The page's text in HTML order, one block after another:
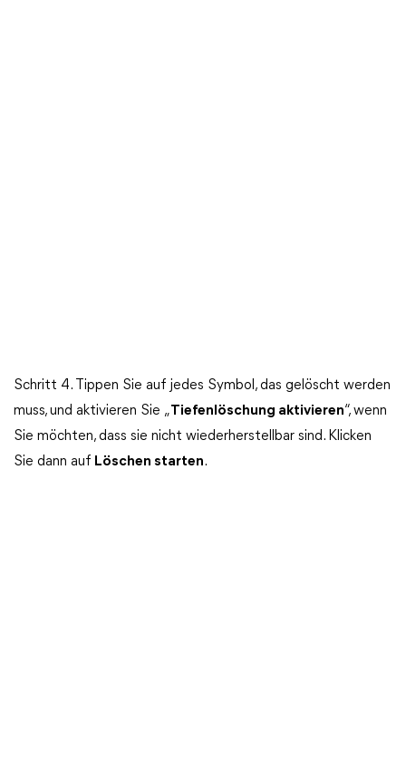
Schritt 4. Tippen Sie auf jedes Symbol, das gelöscht werden
muss, und aktivieren Sie „Tiefenlöschung aktivieren“, wenn
Sie möchten, dass sie nicht wiederherstellbar sind. Klicken
Sie dann auf Löschen starten.